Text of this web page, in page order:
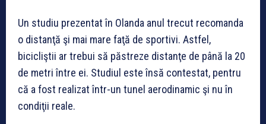
Un studiu prezentat în Olanda anul trecut recomanda
o distanţă şi mai mare faţă de sportivi. Astfel,
bicicliştii ar trebui să păstreze distanţe de până la 20
de metri între ei. Studiul este însă contestat, pentru
că a fost realizat într-un tunel aerodinamic şi nu în
condiţii reale.